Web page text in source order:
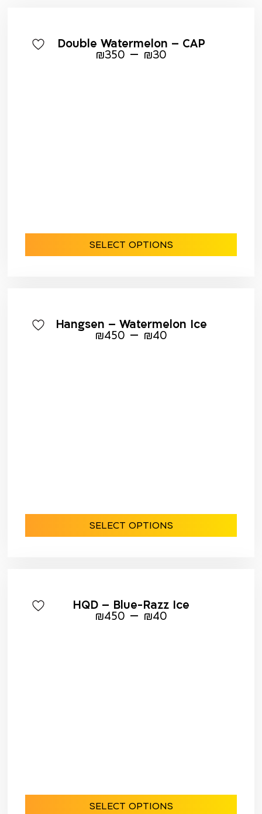
Double Watermelon – CAP
₪30
–
₪350
SELECT OPTIONS
Hangsen – Watermelon Ice
₪40
–
₪450
SELECT OPTIONS
HQD – Blue-Razz Ice
₪40
–
₪450
SELECT OPTIONS